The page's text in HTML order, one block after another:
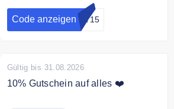
Code anzeigen ST15
Gültig bis 31.08.2026
10% Gutschein auf alles ❤️